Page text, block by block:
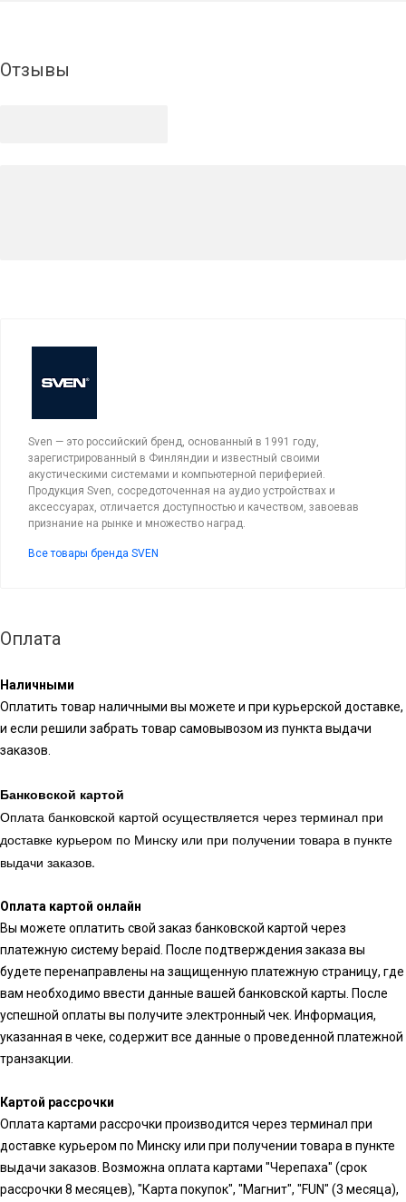
Отзывы
Sven — это российский бренд, основанный в 1991 году,
зарегистрированный в Финляндии и известный своими
акустическими системами и компьютерной периферией.
Продукция Sven, сосредоточенная на аудио устройствах и
аксессуарах, отличается доступностью и качеством, завоевав
признание на рынке и множество наград.
Все товары бренда SVEN
Оплата
Наличными
Оплатить товар наличными вы можете и при курьерской доставке,
и если решили забрать товар самовывозом из пункта выдачи
заказов.
Банковской картой
Оплата банковской картой осуществляется через терминал при
доставке курьером по Минску или при получении товара в пункте
выдачи заказов.
Оплата картой онлайн
Вы можете оплатить свой заказ банковской картой через
платежную систему bepaid. После подтверждения заказа вы
будете перенаправлены на защищенную платежную страницу, где
вам необходимо ввести данные вашей банковской карты. После
успешной оплаты вы получите электронный чек. Информация,
указанная в чеке, содержит все данные о проведенной платежной
транзакции.
Картой рассрочки
Оплата картами рассрочки производится через терминал при
доставке курьером по Минску или при получении товара в пункте
выдачи заказов. Возможна оплата картами "Черепаха" (срок
рассрочки 8 месяцев), "Карта покупок", "Магнит", "FUN" (3 месяца),